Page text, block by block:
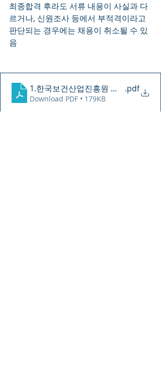
최종합격 후라도 서류 내용이 사실과 다
르거나, 신​원조사 등에서 부적격이라고
판단되는 경우에는 채용이 취소될 수 있
음
1.한국보건산업진흥원 미국지사 현지
.pdf
Download PDF • 179KB